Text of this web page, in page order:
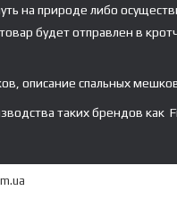
на природе либо
будет отправлен в
описание спальных
таких брендов как